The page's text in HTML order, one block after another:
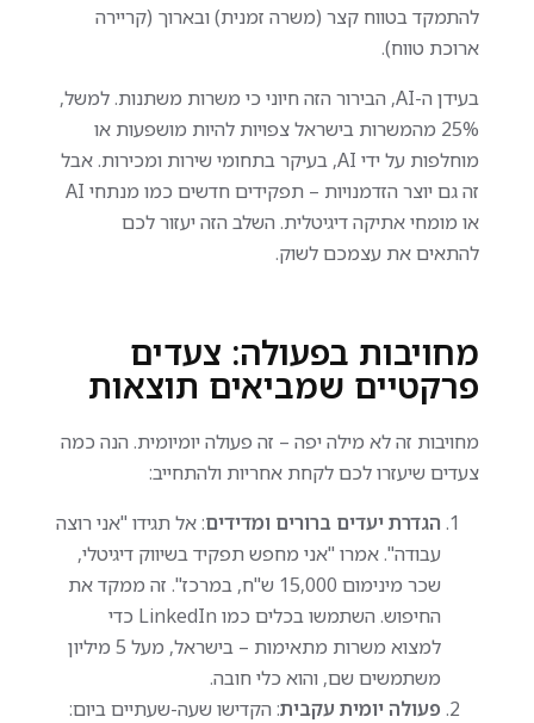
להתמקד בטווח קצר (משרה זמנית) ובארוך (קריירה
ארוכת טווח).
בעידן ה-AI, הבירור הזה חיוני כי משרות משתנות. למשל,
25% מהמשרות בישראל צפויות להיות מושפעות או
מוחלפות על ידי AI, בעיקר בתחומי שירות ומכירות. אבל
זה גם יוצר הזדמנויות – תפקידים חדשים כמו מנתחי AI
או מומחי אתיקה דיגיטלית. השלב הזה יעזור לכם
להתאים את עצמכם לשוק.
מחויבות בפעולה: צעדים
פרקטיים שמביאים תוצאות
מחויבות זה לא מילה יפה – זה פעולה יומיומית. הנה כמה
צעדים שיעזרו לכם לקחת אחריות ולהתחייב:
הגדרת יעדים ברורים ומדידים: אל תגידו "אני רוצה
עבודה". אמרו "אני מחפש תפקיד בשיווק דיגיטלי,
שכר מינימום 15,000 ש"ח, במרכז". זה ממקד את
החיפוש. השתמשו בכלים כמו LinkedIn כדי
למצוא משרות מתאימות – בישראל, מעל 5 מיליון
משתמשים שם, והוא כלי חובה.
פעולה יומית עקבית: הקדישו שעה-שעתיים ביום: